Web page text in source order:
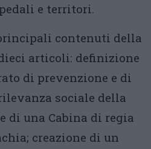
e territori.
contenuti della
articoli: definizione
di prevenzione e di
sociale della
di una Cabina di regia
creazione di un